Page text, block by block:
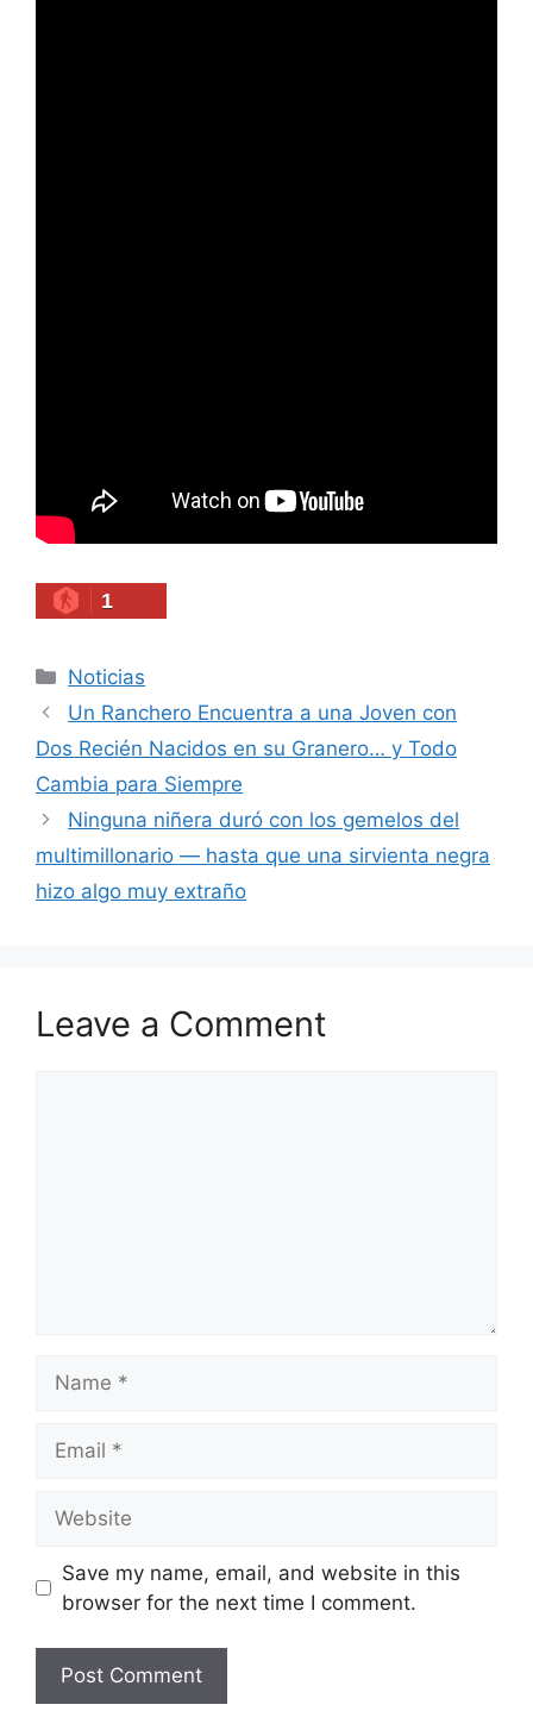
1
Categories
Noticias
Un Ranchero Encuentra a una Joven con
Dos Recién Nacidos en su Granero… y Todo
Cambia para Siempre
Ninguna niñera duró con los gemelos del
multimillonario — hasta que una sirvienta negra
hizo algo muy extraño
Leave a Comment
Save my name, email, and website in this
browser for the next time I comment.